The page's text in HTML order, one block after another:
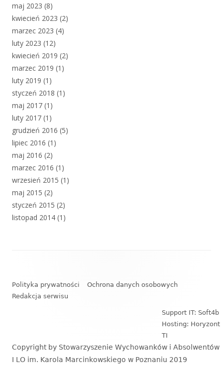
maj 2023 (8)
kwiecień 2023 (2)
marzec 2023 (4)
luty 2023 (12)
kwiecień 2019 (2)
marzec 2019 (1)
luty 2019 (1)
styczeń 2018 (1)
maj 2017 (1)
luty 2017 (1)
grudzień 2016 (5)
lipiec 2016 (1)
maj 2016 (2)
marzec 2016 (1)
wrzesień 2015 (1)
maj 2015 (2)
styczeń 2015 (2)
listopad 2014 (1)
stopki
Polityka prywatności
Ochrona danych osobowych
Redakcja serwisu
Support IT: Soft4b
Hosting: Horyzont
TI
Copyright by Stowarzyszenie Wychowanków i Absolwentów
I LO im. Karola Marcinkowskiego w Poznaniu 2019